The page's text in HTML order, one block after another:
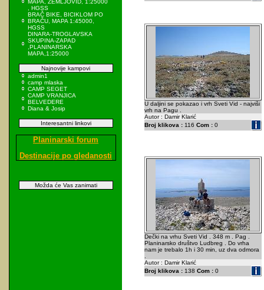
MAPA, ZEMLJOVID, 1:25000
, HGSS
BRAČ BIKE, BICIKLOM PO
BRAČU, MAPA 1:45000,
HGSS
DINARA-TROGLAVSKA
SKUPINA-ZAPAD
,PLANINARSKA
MAPA,1:25000
Najnovije kampovi
admin1
camp mlaska
CAMP SEGET
CAMP VRANJICA
BELVEDERE
Diana & Josip
Interesantni linkovi
Planinarski forum
Destinacije po gledanosti
Možda će Vas zanimati
U daljini se pokazao i vrh Sveti Vid - najviši
vrh na Pagu .
Autor : Damir Klarić
Broj klikova :116 Com :0
Dečki na vrhu Sveti Vid . 348 m . Pag .
Planinarsko društvo Ludbreg . Do vrha
nam je trebalo 1h i 30 min, uz dva odmora
Autor : Damir Klarić
Broj klikova :138 Com :0